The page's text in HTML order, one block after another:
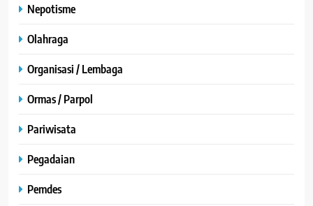
Nepotisme
Olahraga
Organisasi / Lembaga
Ormas / Parpol
Pariwisata
Pegadaian
Pemdes